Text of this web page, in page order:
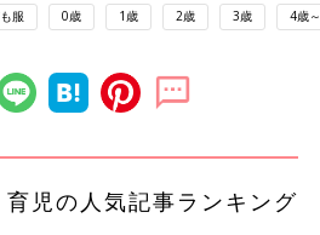
服 0歳 1歳 2歳 3歳 4歳～
児の人気記事ランキング